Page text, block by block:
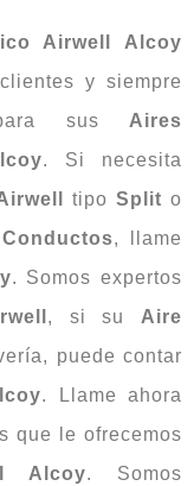
Airwell Alcoy
y siempre
para sus Aires
. Si necesita
tipo Split o
Conductos, llame
. Somos expertos
, si su Aire
puede contar
. Llame ahora
que le ofrecemos
Alcoy. Somos